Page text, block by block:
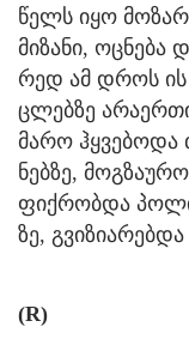
წელს იყო
მი­ზა­ნი,
რედ ამ დროს
ცლებ­ზე
მარო ჰყვებოდა
ნებ­ზე,
ფიქ­რობ­და
ზე,
(R)